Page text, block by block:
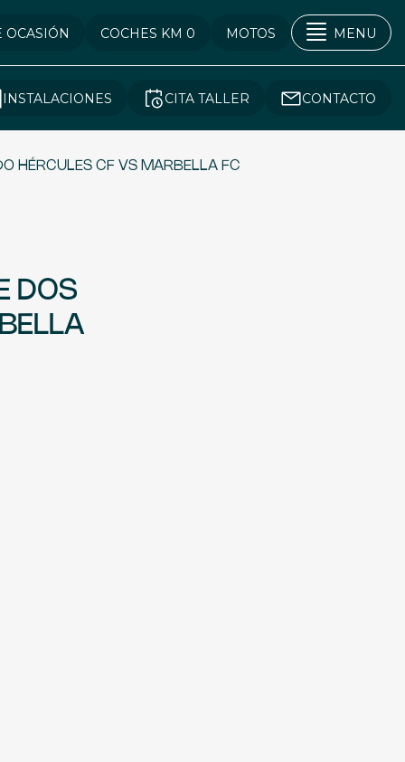
OCASIÓN COCHES KM 0 MOTOS MENU
INSTALACIONES CITA TALLER CONTACTO
HÉRCULES CF VS MARBELLA FC
DOS